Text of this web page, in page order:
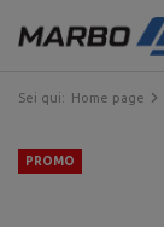
Sei qui: Home page
PROMO